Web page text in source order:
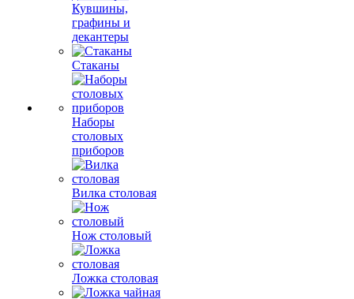
Кувшины,
графины и
декантеры
Стаканы
Наборы
столовых
приборов
Вилка столовая
Нож столовый
Ложка столовая